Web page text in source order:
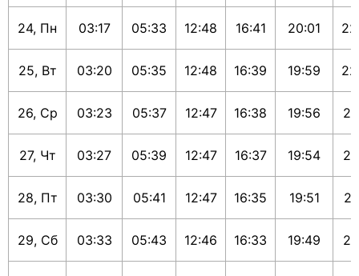
24, Пн 03:17 05:33 12:48 16:41 20:01
25, Вт 03:20 05:35 12:48 16:39 19:59
26, Ср 03:23 05:37 12:47 16:38 19:56
27, Чт 03:27 05:39 12:47 16:37 19:54
28, Пт 03:30 05:41 12:47 16:35 19:51
29, Сб 03:33 05:43 12:46 16:33 19:49